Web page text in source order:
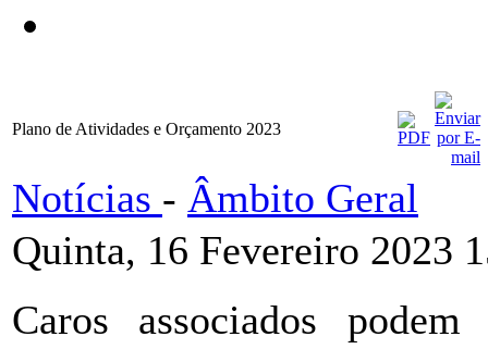
Plano de Atividades e Orçamento 2023
Notícias - Âmbito Geral
Quinta, 16 Fevereiro 2023
Caros associados